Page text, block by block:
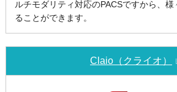
ルチモダリティ対応のPACSですから、
ることができます。
Claio（クライオ）